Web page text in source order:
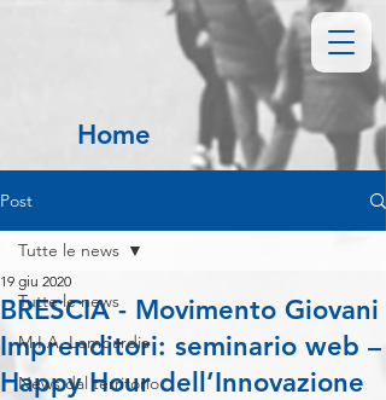
Home
Post
Tutte le news
M.I.A. Lombardia
News dal territorio
Tutte le news
BRESCIA - Movimento Giovani
Imprenditori: seminario web –
Happy Hour dell’Innovazione
19 giu 2020